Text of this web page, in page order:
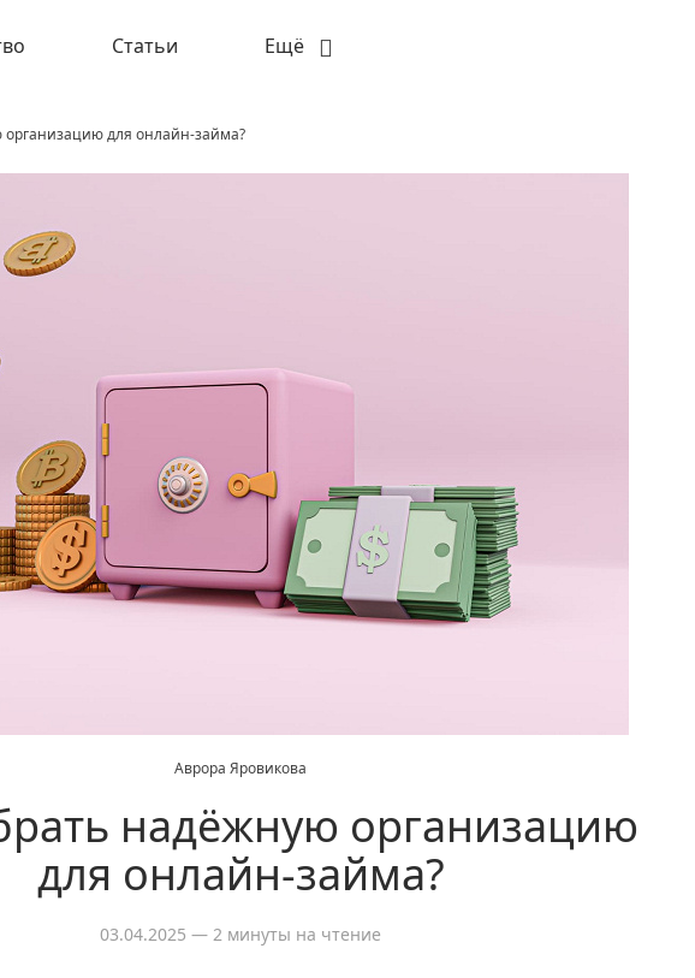
Статьи Ещё
для онлайн-займа?
Аврора Яровикова
надёжную организацию
для онлайн-займа?
03.04.2025 — 2 минуты на чтение